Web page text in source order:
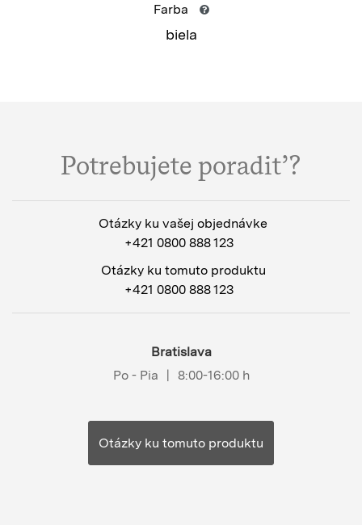
Farba
biela
Potrebujete poradiť?
Otázky ku vašej objednávke
+421 0800 888 123
Otázky ku tomuto produktu
+421 0800 888 123
Bratislava
Po - Pia
| 8:00-16:00 h
Otázky ku tomuto produktu